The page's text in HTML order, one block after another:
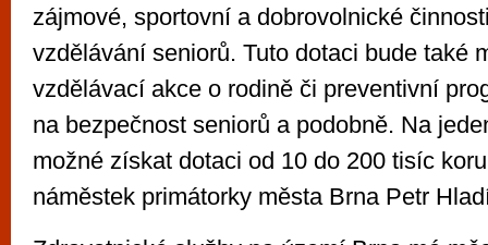
zájmové, sportovní a dobrovolnické
vzdělávání seniorů. Tuto dotaci bude také
vzdělávací akce o rodině či preventivní
na bezpečnost seniorů a podobně. Na
možné získat dotaci od 10 do 200 tisíc
náměstek primátorky města Brna Petr